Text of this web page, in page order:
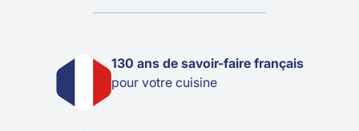
130 ans de savoir-faire français
pour votre cuisine